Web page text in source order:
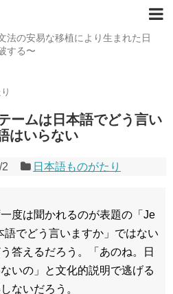
法の安易な移植により生まれた日
する〜
ームは日本語でどう言い
はいらない
日本語ものがたり
度は聞かれるのが表題の「Je
語でどう言いますか」ではない
答えるだろう。「あのね。日
いの」と文化的説明で逃げる
ないだろう。